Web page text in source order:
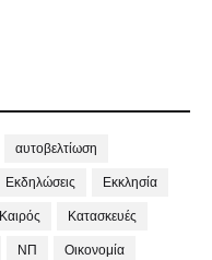
αυτοβελτίωση
Εκδηλώσεις Εκκλησία
Καιρός Κατασκευές
ΝΠ Οικονομία